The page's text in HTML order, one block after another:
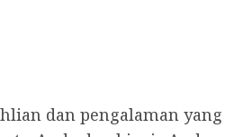
dan pengalaman